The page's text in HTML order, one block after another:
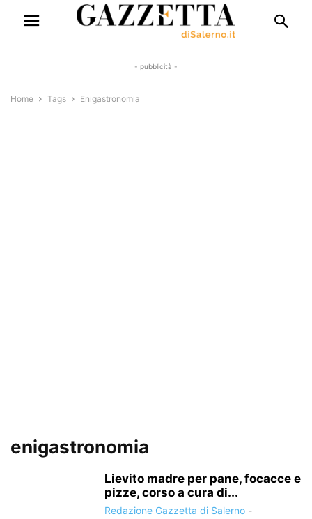
- pubblicità -
Home Tags Enigastronomia
enigastronomia
Lievito madre per pane, focacce e
pizze, corso a cura di...
Redazione Gazzetta di Salerno -